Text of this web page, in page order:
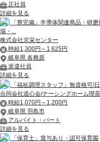
正社員
詳細を見る
「寮完備」半導体関連商品・研
場・...
株式会社京栄センター
時給1,300円～1,625円
岐阜県 各務原
派遣社員
詳細を見る
「福祉調理スタッフ」無資格可/
合同会社道心会/ナーシングホーム喫
時給1,070円～1,200円
岐阜県 羽島市
アルバイト・パート
詳細を見る
「保育士」賞与あり・認可保育園